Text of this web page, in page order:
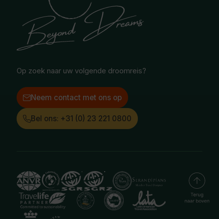
Poolgebied
Selfdrive reizen
Treinreizen
Reisvoorwaarden
Vacatures
Facebook
Instagram
Op zoek naar uw volgende droomreis?
Neem contact met ons op
Bel ons: +31 (0) 23 221 0800